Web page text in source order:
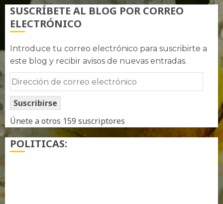
SUSCRÍBETE AL BLOG POR CORREO
ELECTRÓNICO
Introduce tu correo electrónico para suscribirte a
este blog y recibir avisos de nuevas entradas.
Dirección
de
correo
electrónico
Suscribirse
Únete a otros 159 suscriptores
POLITICAS: